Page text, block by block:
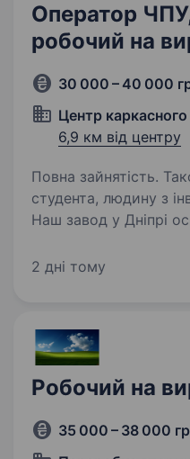
Оператор
робочий на
30 000 – 40 000
Центр каркасного
6,9 км від центру
Повна зайнятість.
студента, людину з
Наш завод у Дніпрі
з верстатами та ви
пила,…
2 дні тому
Робочий на
35 000 – 38 000